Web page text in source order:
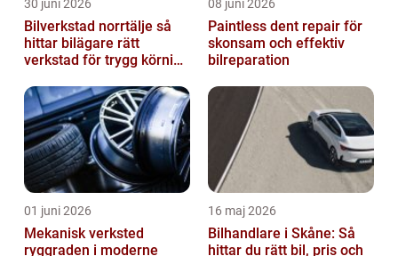
30 juni 2026
Bilverkstad norrtälje så
hittar bilägare rätt
verkstad för trygg körning
08 juni 2026
Paintless dent repair för
skonsam och effektiv
bilreparation
01 juni 2026
Mekanisk verksted
ryggraden i moderne
16 maj 2026
Bilhandlare i Skåne: Så
hittar du rätt bil, pris och